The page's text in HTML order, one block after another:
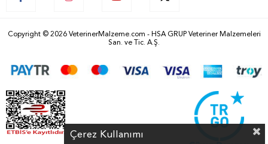
Copyright © 2026 VeterinerMalzeme.com - HSA GRUP Veteriner Malzemeleri
San. ve Tic. A.Ş.
Çerez Kullanımı